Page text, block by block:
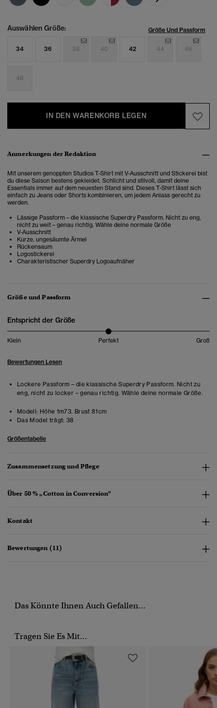
Auswählen Größe: Größe Und Passform
34 36 38 40 42 44 46
48
IN DEN WARENKORB LEGEN
Anmerkungen der Redaktion
Mit unserem genoppten Studios T-Shirt mit V-Ausschnitt und Stickerei bist
du diese Saison bestens gekleidet. Schlicht und stilvoll, damit deine
Essentials immer auf dem neuesten Stand sind. Dieses T-Shirt lässt sich
einfach zu Jeans oder Shorts kombinieren, um jedem Anlass gerecht zu
werden.
Lässige Passform – die klassische Superdry Passform. Nicht zu eng,
nicht zu weit – genau richtig. Wähle deine normale Größe
V-Ausschnitt
Kurze, ungesäumte Ärmel
Rückensaum
Logostickerei
Charakteristischer Superdry Logoaufnäher
Größe und Passform
Entspricht der Größe
Klein Perfekt Groß
Bewertungen Lesen
Lockere Passform – die klassische Superdry Passform. Nicht zu
eng, nicht zu locker – genau richtig. Wähle deine normale Größe.
Modell: Höhe 1m73. Brust 81cm
Das Model trägt: 38
Größentabelle
Zusammensetzung und Pflege
Über 50 % „Cotton in Conversion“
Kontakt
Bewertungen (11)
Das Könnte Ihnen Auch Gefallen...
Tragen Sie Es Mit...